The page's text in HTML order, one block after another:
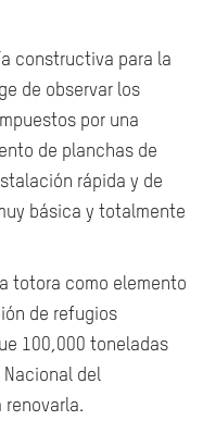
constructiva para la
de observar los
por una
de planchas de
rápida y de
básica y totalmente
totora como elemento
de refugios
100,000 toneladas
Nacional del
renovarla.